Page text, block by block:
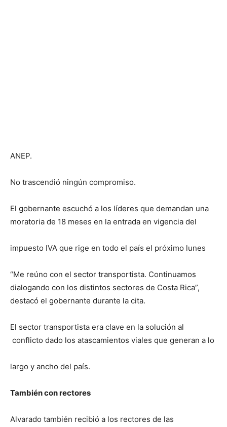
ANEP.
No trascendió ningún compromiso.
El gobernante escuchó a los líderes que demandan una
moratoria de 18 meses en la entrada en vigencia del
impuesto IVA que rige en todo el país el próximo lunes
“Me reúno con el sector transportista. Continuamos
dialogando con los distintos sectores de Costa Rica”,
destacó el gobernante durante la cita.
El sector transportista era clave en la solución al
conflicto dado los atascamientos viales que generan a lo
largo y ancho del país.
También con rectores
Alvarado también recibió a los rectores de las